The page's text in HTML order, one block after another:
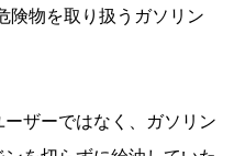
険物を取り扱うガソリン
ザーではなく、ガソリン